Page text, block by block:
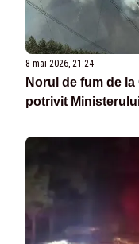
8 mai 2026, 21:24
Norul de fum de
potrivit